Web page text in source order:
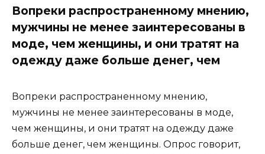
Вопреки распространенному мнению,
мужчины не менее заинтересованы в
моде, чем женщины, и они тратят на
одежду даже больше денег, чем
Вопреки распространенному мнению,
мужчины не менее заинтересованы в моде,
чем женщины, и они тратят на одежду даже
больше денег, чем женщины. Опрос говорит,